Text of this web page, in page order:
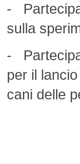
-
sulla
-
per il
cani delle